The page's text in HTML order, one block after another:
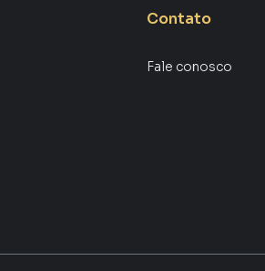
Contato
Fale conosco